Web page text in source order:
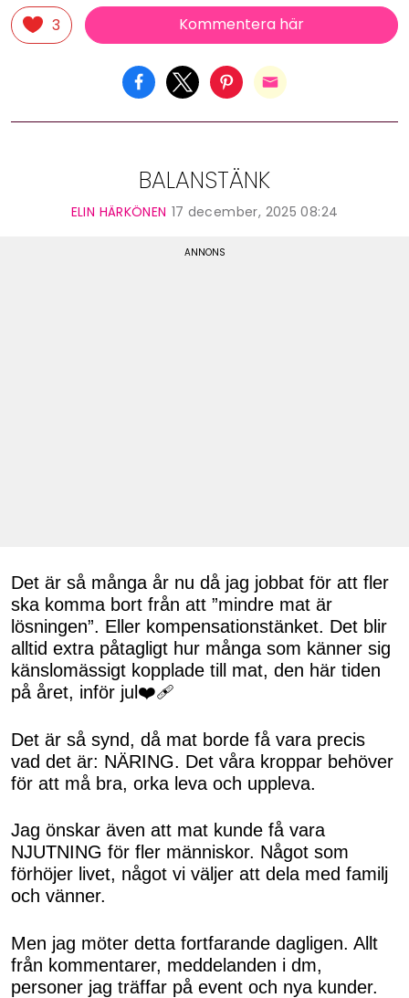
3 Kommentera här
BALANSTÄNK
ELIN HÄRKÖNEN 17 december, 2025 08:24
Det är så många år nu då jag jobbat för att fler
ska komma bort från att ”mindre mat är
lösningen”. Eller kompensationstänket. Det blir
alltid extra påtagligt hur många som känner sig
känslomässigt kopplade till mat, den här tiden
på året, inför jul❤️‍🩹
Det är så synd, då mat borde få vara precis
vad det är: NÄRING. Det våra kroppar behöver
för att må bra, orka leva och uppleva.
Jag önskar även att mat kunde få vara
NJUTNING för fler människor. Något som
förhöjer livet, något vi väljer att dela med familj
och vänner.
Men jag möter detta fortfarande dagligen. Allt
från kommentarer, meddelanden i dm,
personer jag träffar på event och nya kunder.